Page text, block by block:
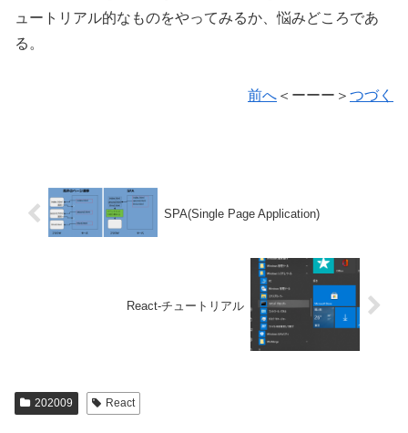
ュートリアル的なものをやってみるか、悩みどころであ
る。
前へ ＜ーーー＞ つづく
SPA(Single Page Application)
React-チュートリアル
202009 React